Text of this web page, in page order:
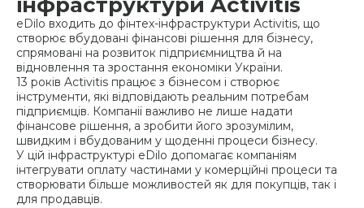
eDilo входить до фінтех-інфраструктури Activitis, що
створює вбудовані фінансові рішення для бізнесу,
спрямовані на розвиток підприємництва й на
відновлення та зростання економіки України.
13 років Activitis працює з бізнесом і створює
інструменти, які відповідають реальним потребам
підприємців. Компанії важливо не лише надати
фінансове рішення, а зробити його зрозумілим,
швидким і вбудованим у щоденні процеси бізнесу.
У цій інфраструктурі eDilo допомагає компаніям
інтегрувати оплату частинами у комерційні процеси та
створювати більше можливостей як для покупців, так і
для продавців.